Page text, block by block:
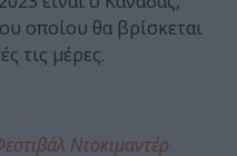
οποίου θα βρίσκεται
τις μέρες.
Ντοκιμαντέρ